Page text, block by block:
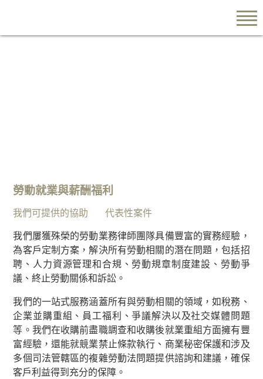
勞動就業與薪酬福利
我們可提供的協助 代表性案件
我們屢獲殊榮的勞動業務律師團隊具備豐富的實務經驗，
為客戶定制方案，解決所有勞動相關的潛在問題，包括招
聘、人力資源管理和合規、勞動規章制度建設、勞動爭
議、終止勞動關係和訴訟。
我們的一站式服務涵蓋所有與勞動相關的領域，如稅務、
企業並購重組、員工福利、爭議解決以及社交媒體問題
等。我們在收購前盡職調查和收購後就業重組方面擁有豐
富經驗，還能就競業禁止條款執行、商業秘密保護和涉及
多個司法管轄區的複雜勞動法問題提供諮詢和建議，確保
客戶利益得到充分的保障。
陳
韻
雲
師
行
專
業
團
隊
業務領域
國
際